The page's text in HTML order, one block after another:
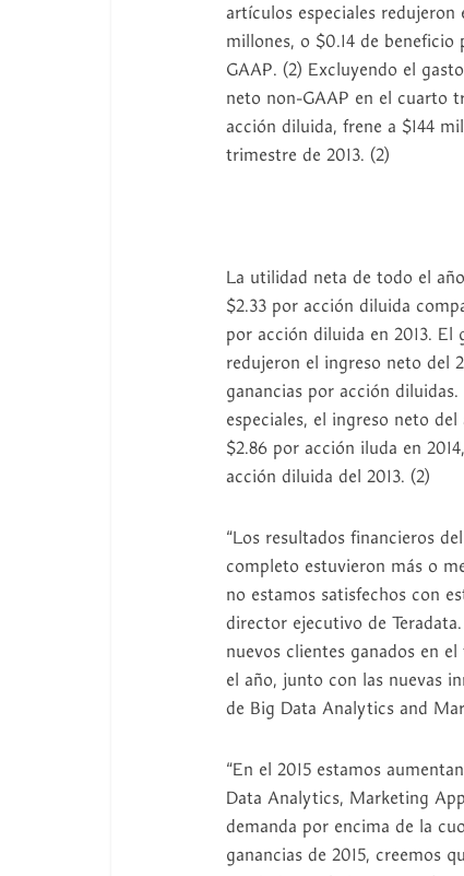
artículos especiales
millones, o $0.14 de
GAAP. (2) Excluyendo el
neto non-GAAP en el cuarto
acción diluida, frene a $144
trimestre de 2013. (2)
La utilidad neta de todo el
$2.33 por acción diluida
por acción diluida en 2013.
redujeron el ingreso neto del
ganancias por acción
especiales, el ingreso neto
$2.86 por acción iluda en
acción diluida del 2013. (2)
“Los resultados financieros
completo estuvieron más o
no estamos satisfechos con
director ejecutivo de
nuevos clientes ganados en
el año, junto con las nuevas
de Big Data Analytics and
“En el 2015 estamos
Data Analytics, Marketing
demanda por encima de la
ganancias de 2015, creemos